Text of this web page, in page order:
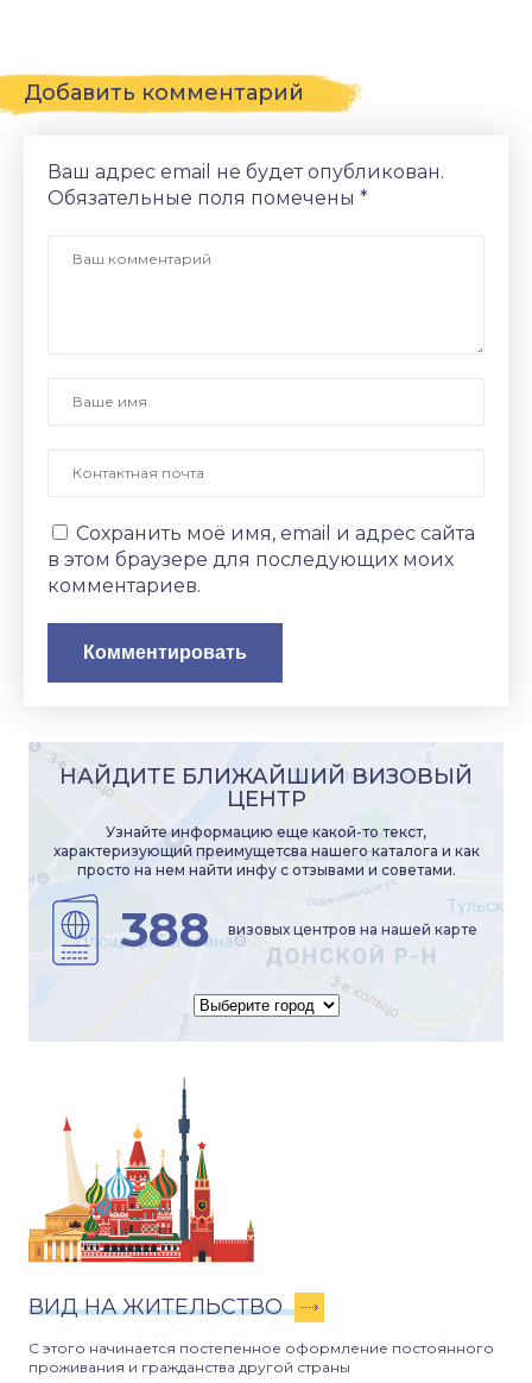
Добавить комментарий
Ваш адрес email не будет опубликован.
Обязательные поля помечены *
Сохранить моё имя, email и адрес сайта
в этом браузере для последующих моих
комментариев.
НАЙДИТЕ БЛИЖАЙШИЙ ВИЗОВЫЙ
ЦЕНТР
Узнайте информацию еще какой-то текст,
характеризующий преимущетсва нашего каталога и как
просто на нем найти инфу с отзывами и советами.
388 визовых центров на нашей карте
ВИД НА ЖИТЕЛЬСТВО
С этого начинается постепенное оформление постоянного
проживания и гражданства другой страны